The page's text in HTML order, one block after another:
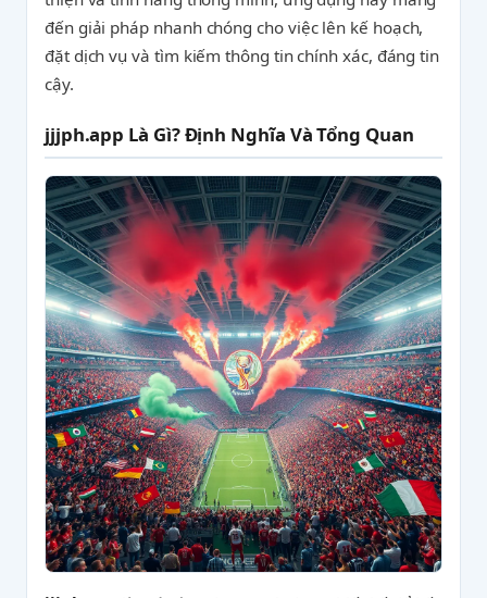
đến giải pháp nhanh chóng cho việc lên kế hoạch,
đặt dịch vụ và tìm kiếm thông tin chính xác, đáng tin
cậy.
jjjph.app Là Gì? Định Nghĩa Và Tổng Quan